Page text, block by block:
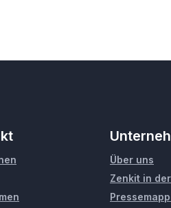
Über uns
Zenkit in